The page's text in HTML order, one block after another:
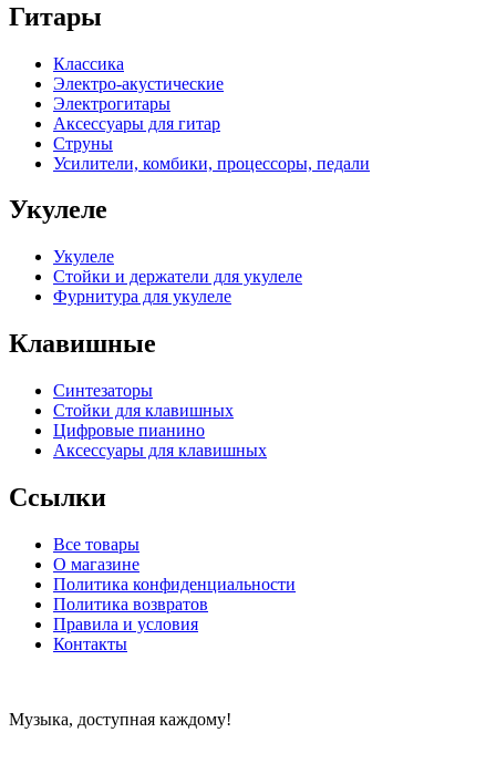
Гитары
Классика
Электро-акустические
Электрогитары
Аксессуары для гитар
Струны
Усилители, комбики, процессоры, педали
Укулеле
Укулеле
Стойки и держатели для укулеле
Фурнитура для укулеле
Клавишные
Синтезаторы
Стойки для клавишных
Цифровые пианино
Аксессуары для клавишных
Ссылки
Все товары
О магазине
Политика конфиденциальности
Политика возвратов
Правила и условия
Контакты
Музыка, доступная каждому!